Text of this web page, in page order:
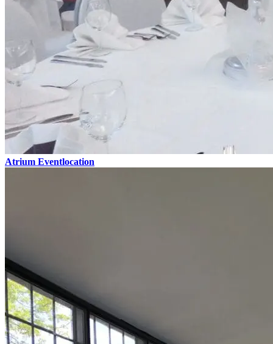
Atrium Eventlocation